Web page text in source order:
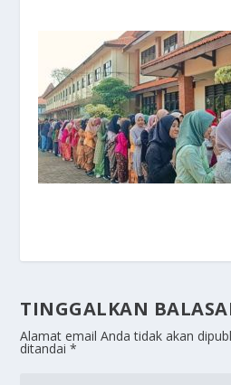
TINGGALKAN
Alamat email Anda tidak akan
ditandai*